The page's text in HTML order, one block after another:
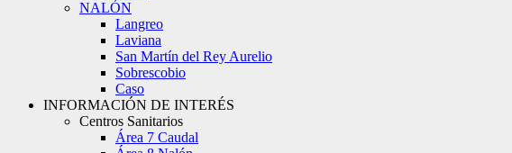
NALÓN
Langreo
Laviana
San Martín del Rey Aurelio
Sobrescobio
Caso
INFORMACIÓN DE INTERÉS
Centros Sanitarios
Área 7 Caudal